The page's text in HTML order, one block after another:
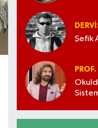
Şefik